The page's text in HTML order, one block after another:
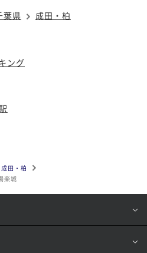
葉県 成田・柏
ング
成田・柏
楽城